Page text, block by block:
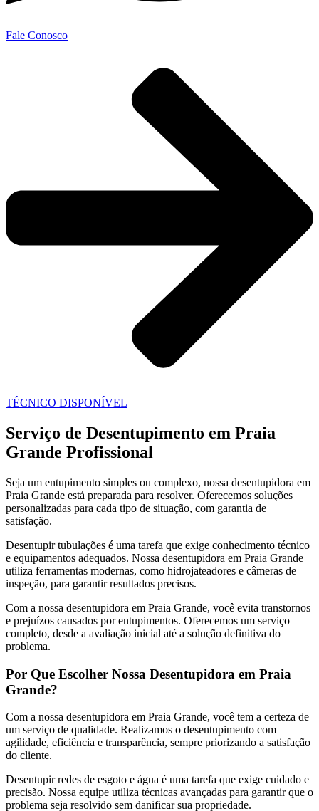
Fale Conosco
TÉCNICO DISPONÍVEL
Serviço de Desentupimento em Praia
Grande Profissional
Seja um entupimento simples ou complexo, nossa desentupidora em
Praia Grande está preparada para resolver. Oferecemos soluções
personalizadas para cada tipo de situação, com garantia de
satisfação.
Desentupir tubulações é uma tarefa que exige conhecimento técnico
e equipamentos adequados. Nossa desentupidora em Praia Grande
utiliza ferramentas modernas, como hidrojateadores e câmeras de
inspeção, para garantir resultados precisos.
Com a nossa desentupidora em Praia Grande, você evita transtornos
e prejuízos causados por entupimentos. Oferecemos um serviço
completo, desde a avaliação inicial até a solução definitiva do
problema.
Por Que Escolher Nossa Desentupidora em Praia
Grande?
Com a nossa desentupidora em Praia Grande, você tem a certeza de
um serviço de qualidade. Realizamos o desentupimento com
agilidade, eficiência e transparência, sempre priorizando a satisfação
do cliente.
Desentupir redes de esgoto e água é uma tarefa que exige cuidado e
precisão. Nossa equipe utiliza técnicas avançadas para garantir que o
problema seja resolvido sem danificar sua propriedade.